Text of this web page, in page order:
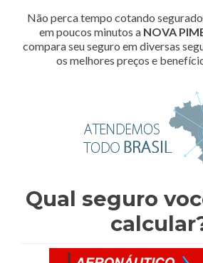
Não perca tempo cotando
em poucos minutos a NOVA
compara seu seguro em diversas
os melhores preços e
Qual seguro